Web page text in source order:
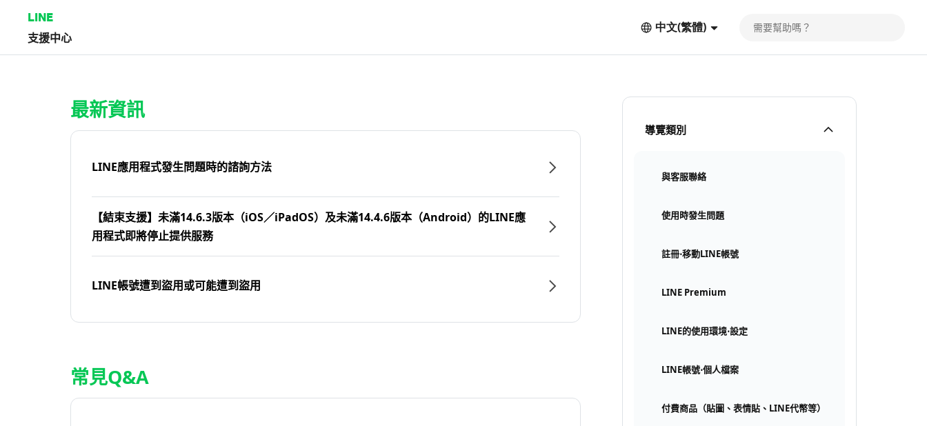
LINE
支援中心
中文(繁體)
導覽類別
與客服聯絡
使用時發生問題
註冊⋅移動LINE帳號
LINE Premium
LINE的使用環境⋅設定
LINE帳號⋅個人檔案
付費商品（貼圖、表情貼、LINE代幣等）
最新資訊
LINE應用程式發生問題時的諮詢方法
【結束支援】未滿14.6.3版本（iOS／iPadOS）及未滿14.4.6版本（Android）的LINE應
用程式即將停止提供服務
LINE帳號遭到盜用或可能遭到盜用
常見Q&A